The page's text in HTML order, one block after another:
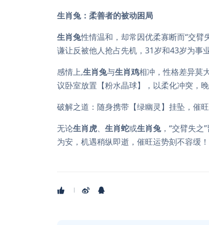
生肖兔：柔善者的被动困局
生肖兔性情温和，却常因优柔寡断而“交
谦让反被他人抢占先机，31岁和43岁为事
感情上,生肖兔与生肖鸡相冲，性格差异莫
议卧室放置【粉水晶球】，以柔化冲突，
破解之道：随身携带【绿幽灵】挂坠，催
无论生肖虎、 生肖蛇或生肖兔，“交臂失之
为安，机遇稍纵即逝，催旺运势刻不容缓！